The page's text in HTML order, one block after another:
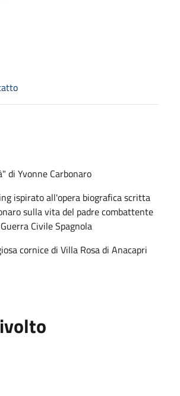
di Yvonne Carbonaro
ispirato all'opera biografica scritta
sulla vita del padre combattente
Civile Spagnola
cornice di Villa Rosa di Anacapri